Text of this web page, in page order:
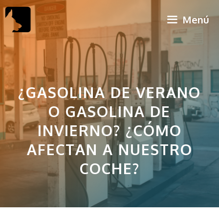
Saltar
contenido
Menú
¿GASOLINA DE VERANO
O GASOLINA DE
INVIERNO? ¿CÓMO
AFECTAN A NUESTRO
COCHE?